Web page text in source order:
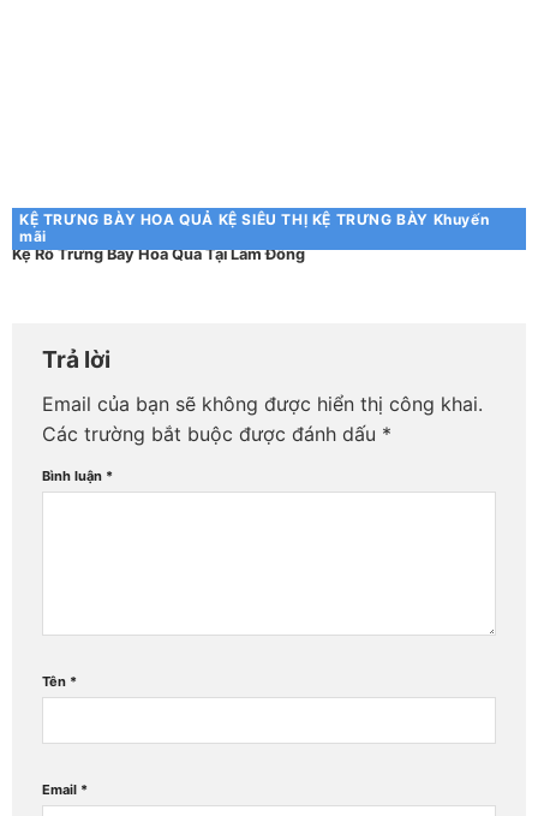
KỆ TRƯNG BÀY HOA QUẢ KỆ SIÊU THỊ KỆ TRƯNG BÀY Khuyến
mãi
Kệ Rổ Trưng Bày Hoa Quả Tại Lâm Đồng
Trả lời
Email của bạn sẽ không được hiển thị công khai.
Các trường bắt buộc được đánh dấu *
Bình luận *
Tên *
Email *